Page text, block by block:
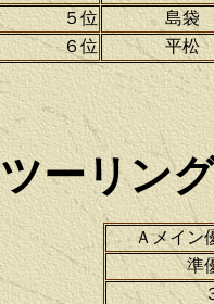
５位
島袋
６位
平松
ツーリン
Ａメイン
準